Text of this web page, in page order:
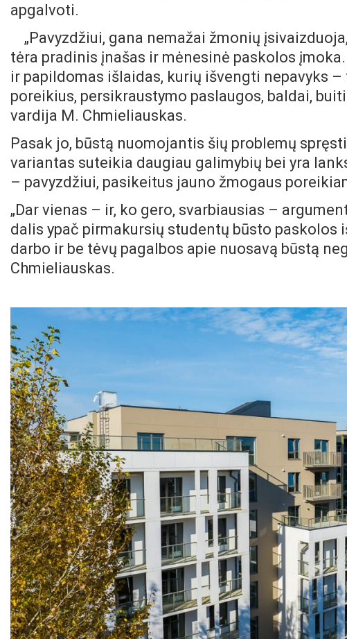
apgalvoti.
„Pavyzdžiui, gana nemažai žmonių
tėra pradinis įnašas ir mėnesinė paskolos
ir papildomas išlaidas, kurių išvengti nepavyks
poreikius, persikraustymo paslaugos, baldai,
vardija M. Chmieliauskas.
Pasak jo, būstą nuomojantis šių problemų
variantas suteikia daugiau galimybių bei yra
– pavyzdžiui, pasikeitus jauno žmogaus
„Dar vienas – ir, ko gero, svarbiausias –
dalis ypač pirmakursių studentų būsto paskolos
darbo ir be tėvų pagalbos apie nuosavą būstą
Chmieliauskas.